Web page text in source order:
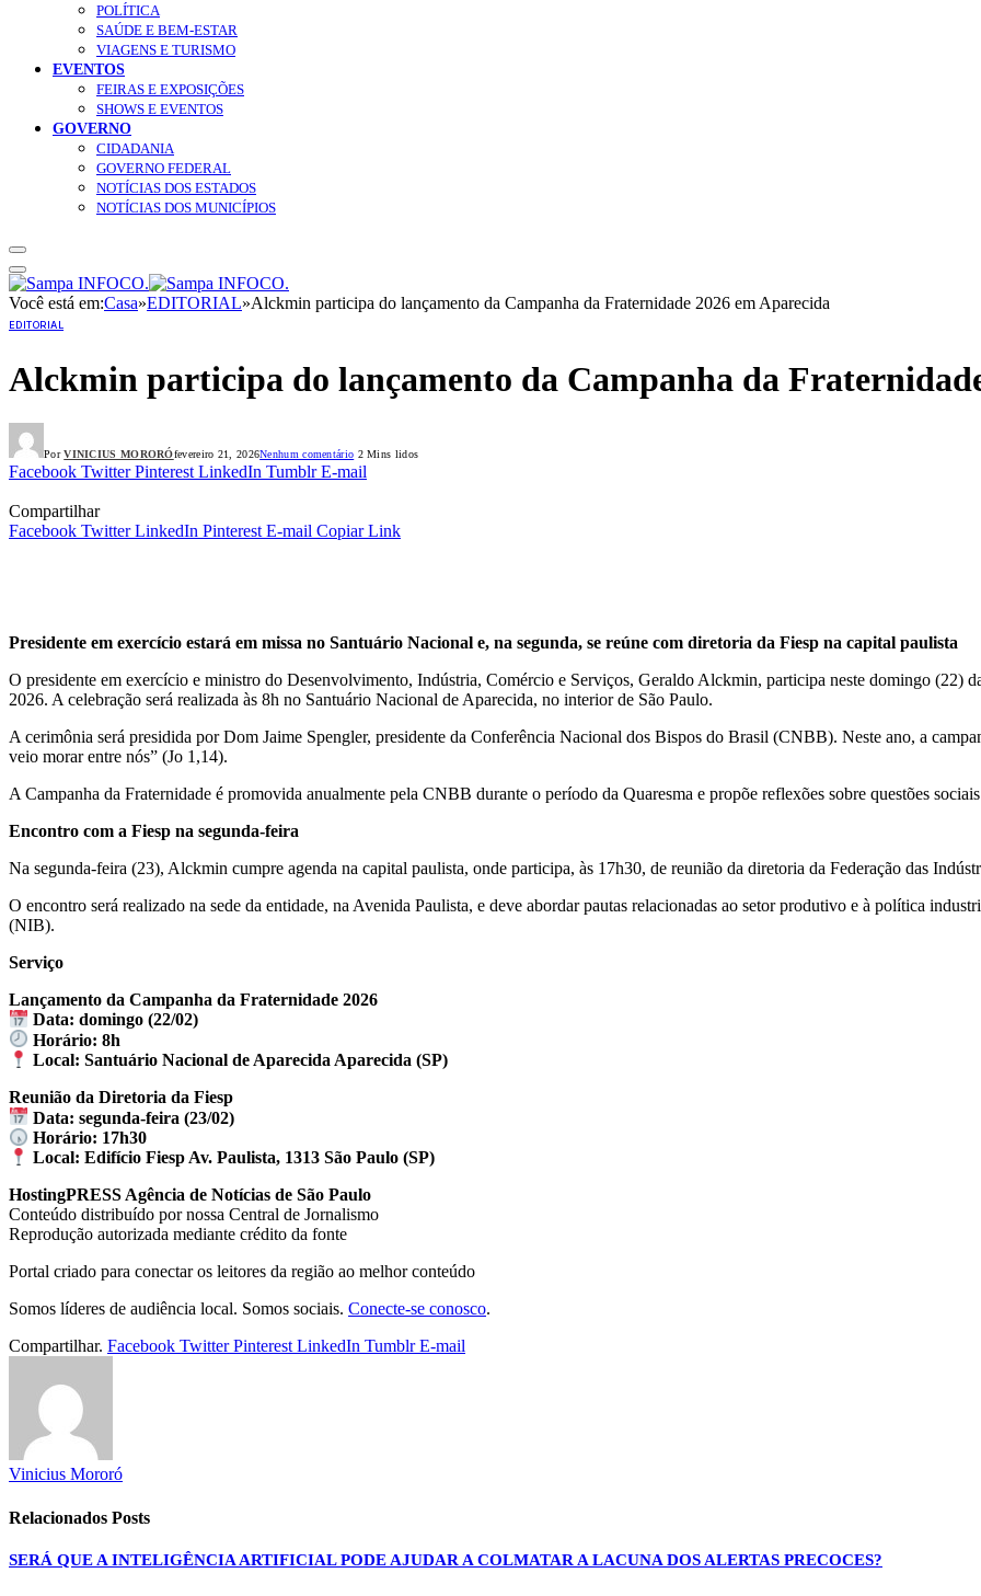
POLÍTICA
SAÚDE E BEM-ESTAR
VIAGENS E TURISMO
EVENTOS
FEIRAS E EXPOSIÇÕES
SHOWS E EVENTOS
GOVERNO
CIDADANIA
GOVERNO FEDERAL
NOTÍCIAS DOS ESTADOS
NOTÍCIAS DOS MUNICÍPIOS
Você está em:Casa»EDITORIAL»Alckmin participa do lançamento da Campanha da Fraternidade 2026 em Aparecida
EDITORIAL
Alckmin participa do lançamento da Campanha da
Por VINICIUS MORORÓfevereiro 21, 2026Nenhum comentário 2 Mins lidos
Facebook Twitter Pinterest LinkedIn Tumblr E-mail
Compartilhar
Facebook Twitter LinkedIn Pinterest E-mail Copiar Link
Presidente em exercício estará em missa no Santuário Nacional e, na segunda, se reúne com diretoria da Fiesp na capital paulista
O presidente em exercício e ministro do Desenvolvimento, Indústria, Comércio e Serviços, Geraldo Alckmin, participa neste domingo (22)
2026. A celebração será realizada às 8h no Santuário Nacional de Aparecida, no interior de São Paulo.
A cerimônia será presidida por Dom Jaime Spengler, presidente da Conferência Nacional dos Bispos do Brasil (CNBB). Neste ano, a
veio morar entre nós” (Jo 1,14).
A Campanha da Fraternidade é promovida anualmente pela CNBB durante o período da Quaresma e propõe reflexões sobre questões
Encontro com a Fiesp na segunda-feira
Na segunda-feira (23), Alckmin cumpre agenda na capital paulista, onde participa, às 17h30, de reunião da diretoria da Federação das
O encontro será realizado na sede da entidade, na Avenida Paulista, e deve abordar pautas relacionadas ao setor produtivo e à política
(NIB).
Serviço
Lançamento da Campanha da Fraternidade 2026
Data: domingo (22/02)
Horário: 8h
Local: Santuário Nacional de Aparecida Aparecida (SP)
Reunião da Diretoria da Fiesp
Data: segunda-feira (23/02)
Horário: 17h30
Local: Edifício Fiesp Av. Paulista, 1313 São Paulo (SP)
HostingPRESS Agência de Notícias de São Paulo
Conteúdo distribuído por nossa Central de Jornalismo
Reprodução autorizada mediante crédito da fonte
Portal criado para conectar os leitores da região ao melhor conteúdo
Somos líderes de audiência local. Somos sociais. Conecte-se conosco.
Compartilhar. Facebook Twitter Pinterest LinkedIn Tumblr E-mail
Vinicius Mororó
Relacionados Posts
SERÁ QUE A INTELIGÊNCIA ARTIFICIAL PODE AJUDAR A COLMATAR A LACUNA DOS ALERTAS PRECOCES?